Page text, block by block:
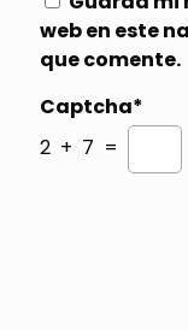
web en este
que comente.
Captcha*
2 + 7 =